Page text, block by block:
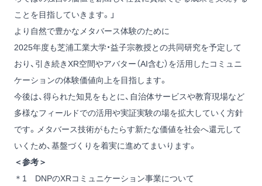
ことを目指していきます。」
より自然で豊かなメタバース体験のために
2025年度も芝浦工業大学・益子宗教授との共同研究を予定して
おり、引き続きXR空間やアバター（AI含む）を活用したコミュニ
ケーションの体験価値向上を目指します。
今後は、得られた知見をもとに、自治体サービスや教育現場など
多様なフィールドでの活用や実証実験の場を拡大していく方針
です。メタバース技術がもたらす新たな価値を社会へ還元して
いくため、基盤づくりを着実に進めてまいります。
＜参考＞
＊1 DNPのXRコミュニケーション事業について